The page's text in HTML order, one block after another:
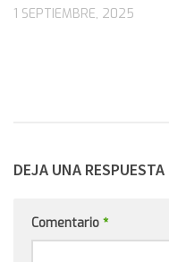
1 SEPTIEMBRE, 2025
DEJA UNA RESPUESTA
Comentario *